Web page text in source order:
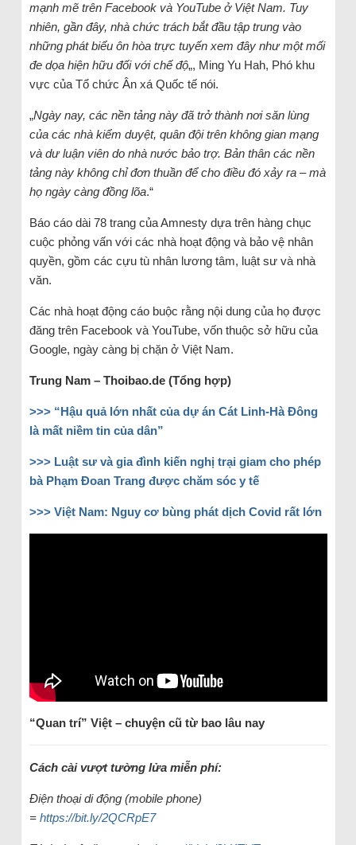
mạnh mẽ trên Facebook và YouTube ở Việt Nam. Tuy
nhiên, gần đây, nhà chức trách bắt đầu tập trung vào
những phát biểu ôn hòa trực tuyến xem đây như một mối
đe dọa hiện hữu đối với chế độ„, Ming Yu Hah, Phó khu
vực của Tổ chức Ân xá Quốc tế nói.
„Ngày nay, các nền tảng này đã trở thành nơi săn lùng
của các nhà kiểm duyệt, quân đội trên không gian mạng
và dư luận viên do nhà nước bảo trợ. Bản thân các nền
tảng này không chỉ đơn thuần để cho điều đó xảy ra – mà
họ ngày càng đồng lõa.“
Báo cáo dài 78 trang của Amnesty dựa trên hàng chục
cuộc phỏng vấn với các nhà hoạt động và bảo vệ nhân
quyền, gồm các cựu tù nhân lương tâm, luật sư và nhà
văn.
Các nhà hoạt động cáo buộc rằng nội dung của họ được
đăng trên Facebook và YouTube, vốn thuộc sở hữu của
Google, ngày càng bị chặn ở Việt Nam.
Trung Nam – Thoibao.de (Tổng hợp)
>>> “Hậu quả lớn nhất của dự án Cát Linh-Hà Đông
là mất niềm tin của dân”
>>> Luật sư và gia đình kiến nghị trại giam cho phép
bà Phạm Đoan Trang được chăm sóc y tế
>>> Việt Nam: Nguy cơ bùng phát dịch Covid rất lớn
“Quan trí” Việt – chuyện cũ từ bao lâu nay
Cách cài vượt tường lửa miễn phí:
Điện thoại di động (mobile phone)
= https://bit.ly/2QCRpE7